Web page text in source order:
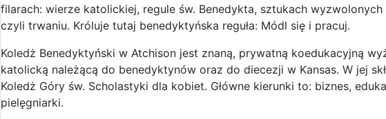
filarach: wierze katolickiej, regule św. Benedykta, sztukach wyzwolonych
czyli trwaniu. Króluje tutaj benedyktyńska reguła: Módl się i pracuj.
Koledż Benedyktyński w Atchison jest znaną, prywatną koedukacyjną
katolicką należącą do benedyktynów oraz do diecezji w Kansas. W jej
Koledż Góry św. Scholastyki dla kobiet. Główne kierunki to: biznes,
pielęgniarki.